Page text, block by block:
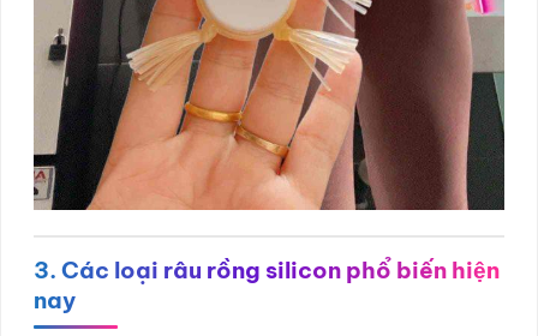
3. Các loại râu rồng silicon phổ biến hiện
nay